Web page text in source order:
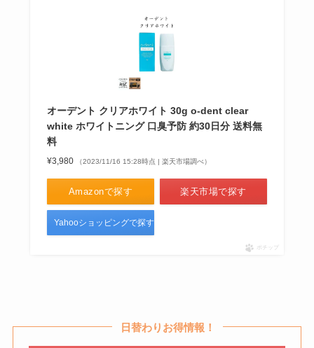
で売ってる？楽天・タイムズなど
すぐ買える場所を調査！
刻印できる店舗は？種類と値段・
オンラインの取扱店調査
【ボイスレコーダー】ドンキホー
テにある？ヤマダ電機・ケーズデ
ンキ・エディオンなど家電量販店
も調査！
オーデント クリアホワイト 30g o-dent clear
white ホワイトニング 口臭予防 約30日分 送料無
料
¥3,980 （2023/11/16 15:28時点 | 楽天市場調べ）
Amazonで探す 楽天市場で探す
Yahooショッピングで探す
ポチップ
日替わりお得情報！